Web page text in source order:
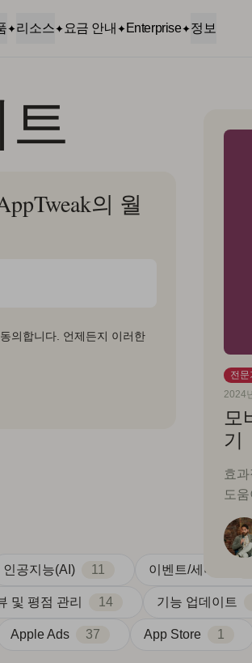
리소스 요금 안내 Enterprise 정보
의 월
의합니다. 언제든지 이러한
인공지능(AI) 11 이벤트/세미나
및 평점 관리 14 기능 업데이트
Apple Ads 37 App Store 1
전문
2024
모
기
효
도